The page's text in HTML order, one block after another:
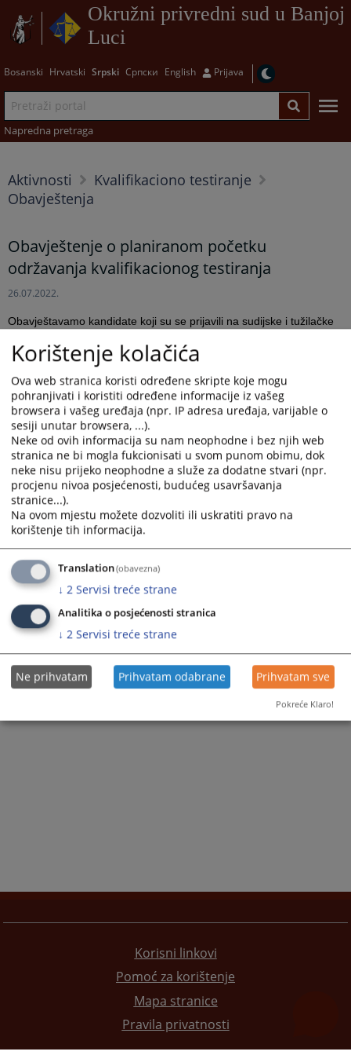
Okružni privredni sud u Banjoj
Luci
Bosanski Hrvatski Srpski Српски English Prijava
Napredna pretraga
Aktivnosti
Kvalifikaciono testiranje
Obavještenja
Obavještenje o planiranom početku
održavanja kvalifikacionog testiranja
26.07.2022.
Obavještavamo kandidate koji su se prijavili na sudijske i tužilačke
1/2019 zaključenom 19.05.2022. godine
kvalifikacionog testiranja počev od
Shodno odredbama Pravilnika o kvalifikacionom i pismenom
testiranju kandidata za pozicije nosilaca pravosudnih funkcija u
Bosni i Hercegovini („Službeni glasnik BiH“ broj 78/14,45/15,
48/16, 12/18, 51/18, 12/21, 64/21) kandidati će biti obaviješteni o
održavanju kvalifikacionog testiranja najmanjesedamdana prije
održavanja testiranja.
Prikazana vijest je na: Bosanski jezik
14036PREGLEDA
Korisni linkovi
Pomoć za korištenje
Mapa stranice
Pravila privatnosti
Korištenje kolačića
Ova web stranica koristi određene skripte koje mogu
pohranjivati i koristiti određene informacije iz vašeg
browsera i vašeg uređaja (npr. IP adresa uređaja, varijable o
sesiji unutar browsera, ...).
Neke od ovih informacija su nam neophodne i bez njih web
stranica ne bi mogla fukcionisati u svom punom obimu, dok
neke nisu prijeko neophodne a služe za dodatne stvari (npr.
procjenu nivoa posjećenosti, budućeg usavršavanja
stranice...).
Na ovom mjestu možete dozvoliti ili uskratiti pravo na
korištenje tih informacija.
Translation(obavezna)
↓ 2 Servisi treće strane
Analitika o posjećenosti stranica
↓ 2 Servisi treće strane
Ne prihvatam Prihvatam odabrane Prihvatam sve
Pokreće Klaro!